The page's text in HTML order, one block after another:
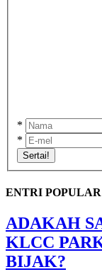
*
*
Sertai!
ENTRI POPULAR
ADAKAH
KLCC
BIJAK?